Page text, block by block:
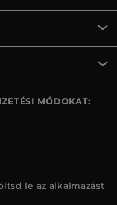
MÓDOKAT:
le az alkalmazást